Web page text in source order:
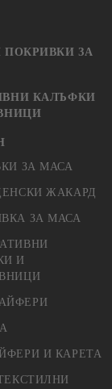
ПОКРИВКИ ЗА
КАЛЪФКИ
ЗА МАСА
ЖАКАРД
ЗА МАСА
И
И КАРЕТА